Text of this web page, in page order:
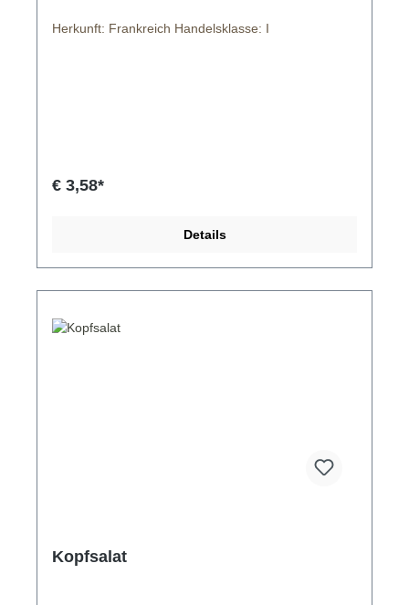
Herkunft: Frankreich Handelsklasse: I
€ 3,58*
Details
Kopfsalat